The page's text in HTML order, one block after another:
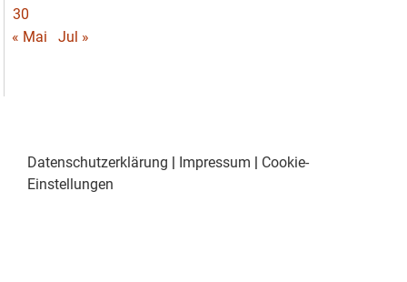
30
« Mai
Jul »
Datenschutzerklärung | Impressum | Cookie-
Einstellungen